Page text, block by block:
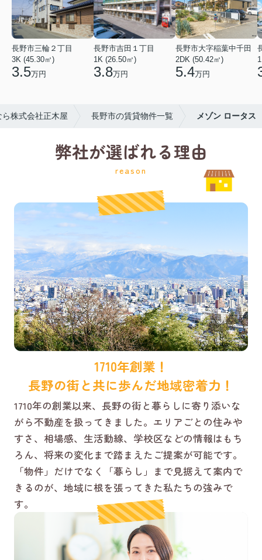
長野市三輪２丁目
3K (45.30㎡)
3.5万円
長野市吉田１丁目
1K (26.50㎡)
3.8万円
長野市大字稲葉中千田
2DK (50.42㎡)
5.4万円
株式会社正木屋 長野市の賃貸物件一覧 メゾン ロータス
弊社が選ばれる理由
reason
1710年創業！
長野の街と共に歩んだ地域密着力！
1710年の創業以来、長野の街と暮らしに寄り添いな
がら不動産を扱ってきました。エリアごとの住みや
すさ、相場感、生活動線、学校区などの情報はもち
ろん、将来の変化まで踏まえたご提案が可能です。
「物件」だけでなく「暮らし」まで見据えて案内で
きるのが、地域に根を張ってきた私たちの強みで
す。